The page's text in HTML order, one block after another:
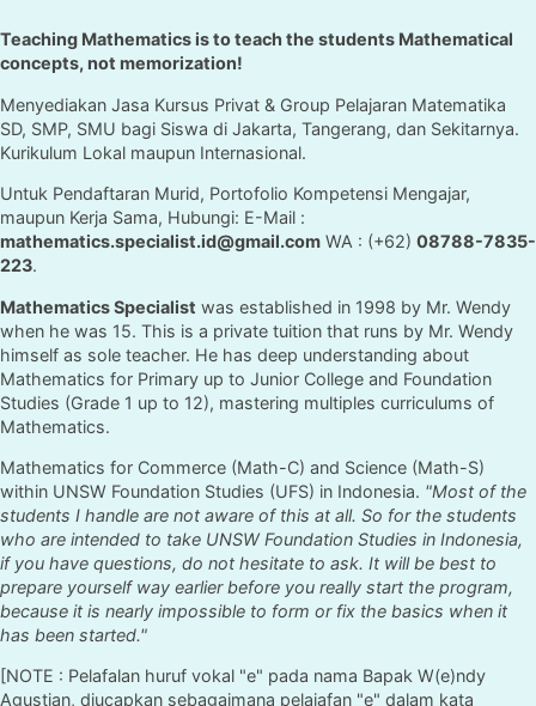
Teaching Mathematics is to teach the students Mathematical
concepts, not memorization!
Menyediakan Jasa Kursus Privat & Group Pelajaran Matematika
SD, SMP, SMU bagi Siswa di Jakarta, Tangerang, dan Sekitarnya.
Kurikulum Lokal maupun Internasional.
Untuk Pendaftaran Murid, Portofolio Kompetensi Mengajar,
maupun Kerja Sama, Hubungi: E-Mail :
mathematics.specialist.id@gmail.com WA : (+62) 08788-7835-
223.
Mathematics Specialist was established in 1998 by Mr. Wendy
when he was 15. This is a private tuition that runs by Mr. Wendy
himself as sole teacher. He has deep understanding about
Mathematics for Primary up to Junior College and Foundation
Studies (Grade 1 up to 12), mastering multiples curriculums of
Mathematics.
Mathematics for Commerce (Math-C) and Science (Math-S)
within UNSW Foundation Studies (UFS) in Indonesia. "Most of the
students I handle are not aware of this at all. So for the students
who are intended to take UNSW Foundation Studies in Indonesia,
if you have questions, do not hesitate to ask. It will be best to
prepare yourself way earlier before you really start the program,
because it is nearly impossible to form or fix the basics when it
has been started."
[NOTE : Pelafalan huruf vokal "e" pada nama Bapak W(e)ndy
Agustian, diucapkan sebagaimana pelajafan "e" dalam kata